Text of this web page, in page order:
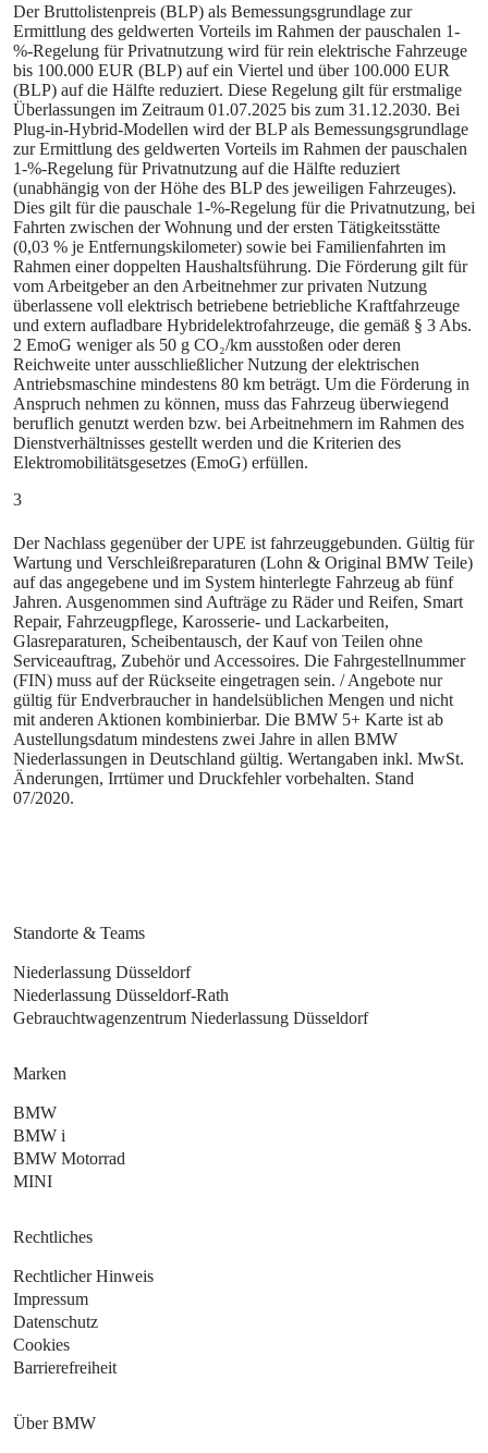
Der Bruttolistenpreis (BLP) als Bemessungsgrundlage zur
Ermittlung des geldwerten Vorteils im Rahmen der pauschalen 1-
%-Regelung für Privatnutzung wird für rein elektrische Fahrzeuge
bis 100.000 EUR (BLP) auf ein Viertel und über 100.000 EUR
(BLP) auf die Hälfte reduziert. Diese Regelung gilt für erstmalige
Überlassungen im Zeitraum 01.07.2025 bis zum 31.12.2030. Bei
Plug‑in‑Hybrid‑Modellen wird der BLP als Bemessungsgrundlage
zur Ermittlung des geldwerten Vorteils im Rahmen der pauschalen
1-%-Regelung für Privatnutzung auf die Hälfte reduziert
(unabhängig von der Höhe des BLP des jeweiligen Fahrzeuges).
Dies gilt für die pauschale 1-%-Regelung für die Privatnutzung, bei
Fahrten zwischen der Wohnung und der ersten Tätigkeitsstätte
(0,03 % je Entfernungskilometer) sowie bei Familienfahrten im
Rahmen einer doppelten Haushaltsführung. Die Förderung gilt für
vom Arbeitgeber an den Arbeitnehmer zur privaten Nutzung
überlassene voll elektrisch betriebene betriebliche Kraftfahrzeuge
und extern aufladbare Hybridelektrofahrzeuge, die gemäß § 3 Abs.
2 EmoG weniger als 50 g CO₂/km ausstoßen oder deren
Reichweite unter ausschließlicher Nutzung der elektrischen
Antriebsmaschine mindestens 80 km beträgt. Um die Förderung in
Anspruch nehmen zu können, muss das Fahrzeug überwiegend
beruflich genutzt werden bzw. bei Arbeitnehmern im Rahmen des
Dienstverhältnisses gestellt werden und die Kriterien des
Elektromobilitätsgesetzes (EmoG) erfüllen.
3
Der Nachlass gegenüber der UPE ist fahrzeuggebunden. Gültig für
Wartung und Verschleißreparaturen (Lohn & Original BMW Teile)
auf das angegebene und im System hinterlegte Fahrzeug ab fünf
Jahren. Ausgenommen sind Aufträge zu Räder und Reifen, Smart
Repair, Fahrzeugpflege, Karosserie- und Lackarbeiten,
Glasreparaturen, Scheibentausch, der Kauf von Teilen ohne
Serviceauftrag, Zubehör und Accessoires. Die Fahrgestellnummer
(FIN) muss auf der Rückseite eingetragen sein. / Angebote nur
gültig für Endverbraucher in handelsüblichen Mengen und nicht
mit anderen Aktionen kombinierbar. Die BMW 5+ Karte ist ab
Austellungsdatum mindestens zwei Jahre in allen BMW
Niederlassungen in Deutschland gültig. Wertangaben inkl. MwSt.
Änderungen, Irrtümer und Druckfehler vorbehalten. Stand
07/2020.